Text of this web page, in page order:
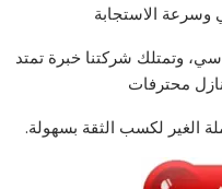
وسرعة الاستجابة
وتمتلك شركتنا خبرة تمتد
محترفات
الغير لكسب الثقة بسهولة.